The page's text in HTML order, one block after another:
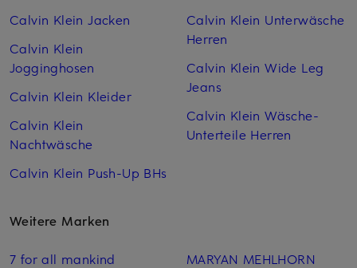
Calvin Klein Jacken
Calvin Klein
Jogginghosen
Calvin Klein Kleider
Calvin Klein
Nachtwäsche
Calvin Klein Push-Up BHs
Calvin Klein Unterwäsche
Herren
Calvin Klein Wide Leg
Jeans
Calvin Klein Wäsche-
Unterteile Herren
Weitere Marken
7 for all mankind
MARYAN MEHLHORN